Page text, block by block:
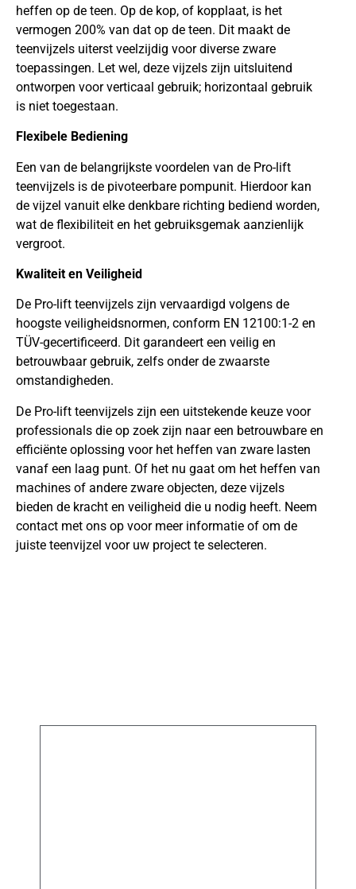
heffen op de teen. Op de kop, of kopplaat, is het
vermogen 200% van dat op de teen. Dit maakt de
teenvijzels uiterst veelzijdig voor diverse zware
toepassingen. Let wel, deze vijzels zijn uitsluitend
ontworpen voor verticaal gebruik; horizontaal gebruik
is niet toegestaan.
Flexibele Bediening
Een van de belangrijkste voordelen van de Pro-lift
teenvijzels is de pivoteerbare pompunit. Hierdoor kan
de vijzel vanuit elke denkbare richting bediend worden,
wat de flexibiliteit en het gebruiksgemak aanzienlijk
vergroot.
Kwaliteit en Veiligheid
De Pro-lift teenvijzels zijn vervaardigd volgens de
hoogste veiligheidsnormen, conform EN 12100:1-2 en
TÜV-gecertificeerd. Dit garandeert een veilig en
betrouwbaar gebruik, zelfs onder de zwaarste
omstandigheden.
De Pro-lift teenvijzels zijn een uitstekende keuze voor
professionals die op zoek zijn naar een betrouwbare en
efficiënte oplossing voor het heffen van zware lasten
vanaf een laag punt. Of het nu gaat om het heffen van
machines of andere zware objecten, deze vijzels
bieden de kracht en veiligheid die u nodig heeft. Neem
contact met ons op voor meer informatie of om de
juiste teenvijzel voor uw project te selecteren.